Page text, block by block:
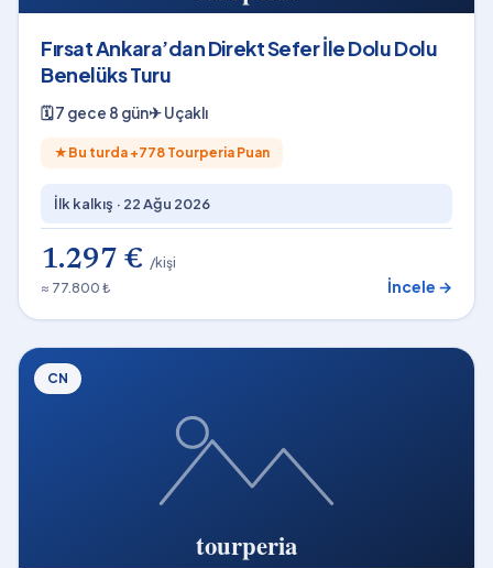
Fırsat Ankara’dan Direkt Sefer İle Dolu Dolu
Benelüks Turu
🗓7 gece 8 gün✈Uçaklı
★ Bu turda +778 Tourperia Puan
İlk kalkış · 22 Ağu 2026
1.297 € /kişi
≈ 77.800 ₺
İncele →
CN